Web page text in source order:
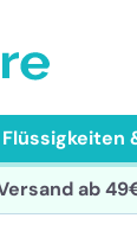
Flüssigkeiten
ab